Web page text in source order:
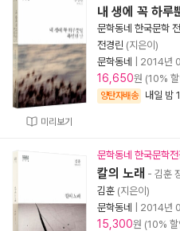
미리보기
내 생에 꼭 하루
문학동네 한국문학
전경린 (지은이)
문학동네
2014년
16,650원 (10%
양탄자배송 내일 밤
문학동네 한국문학전
칼의 노래 - 김훈
김훈 (지은이)
문학동네
2014년
15,300원 (10%